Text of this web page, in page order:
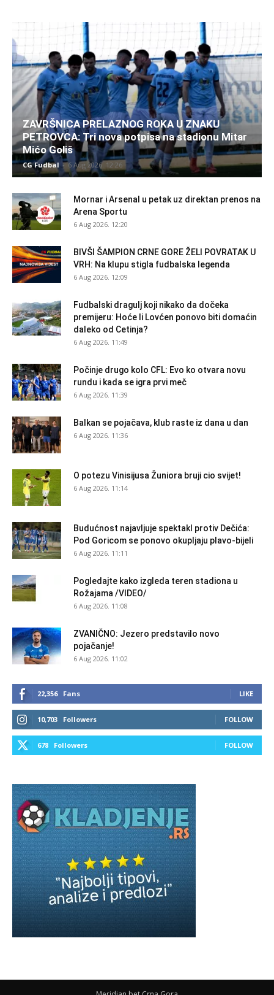
ZAVRŠNICA PRELAZNOG ROKA U ZNAKU
PETROVCA: Tri nova potpisa na stadionu Mitar
Mićo Goliš
CG Fudbal - 6 Aug 2026. 12:26
Mornar i Arsenal u petak uz direktan prenos na
Arena Sportu
6 Aug 2026. 12:20
BIVŠI ŠAMPION CRNE GORE ŽELI POVRATAK U
VRH: Na klupu stigla fudbalska legenda
6 Aug 2026. 12:09
Fudbalski dragulj koji nikako da dočeka
premijeru: Hoće li Lovćen ponovo biti domaćin
daleko od Cetinja?
6 Aug 2026. 11:49
Počinje drugo kolo CFL: Evo ko otvara novu
rundu i kada se igra prvi meč
6 Aug 2026. 11:39
Balkan se pojačava, klub raste iz dana u dan
6 Aug 2026. 11:36
O potezu Vinisijusa Žuniora bruji cio svijet!
6 Aug 2026. 11:14
Budućnost najavljuje spektakl protiv Dečića:
Pod Goricom se ponovo okupljaju plavo-bijeli
6 Aug 2026. 11:11
Pogledajte kako izgleda teren stadiona u
Rožajama /VIDEO/
6 Aug 2026. 11:08
ZVANIČNO: Jezero predstavilo novo
pojačanje!
6 Aug 2026. 11:02
22,356 Fans LIKE
10,703 Followers FOLLOW
678 Followers FOLLOW